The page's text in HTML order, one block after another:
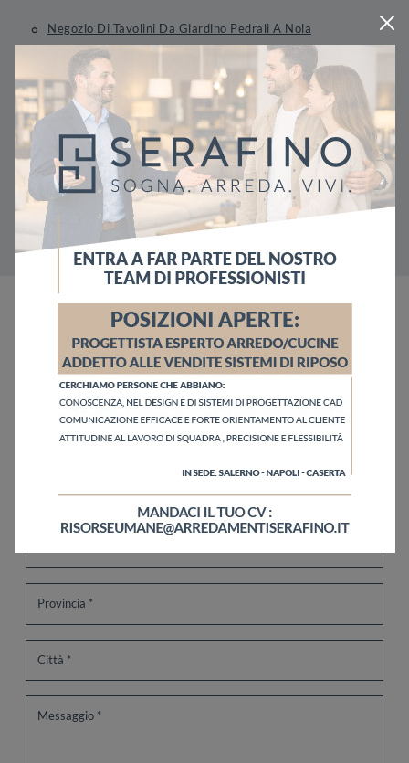
Negozio Di Tavolini Da Giardino Pedrali A Nola
Negozio Di Tavolini Da Giardino Pedrali A Pagani
Negozio Di Divani Da Giardino Pedrali A Angri
Negozio Di Divani Da Giardino Pedrali A Nocera
Inferiore
Negozio Di Divani Da Giardino Pedrali A Nola
Negozio Di Divani Da Giardino Pedrali A Pagani
Richiedi Maggiori Informazioni